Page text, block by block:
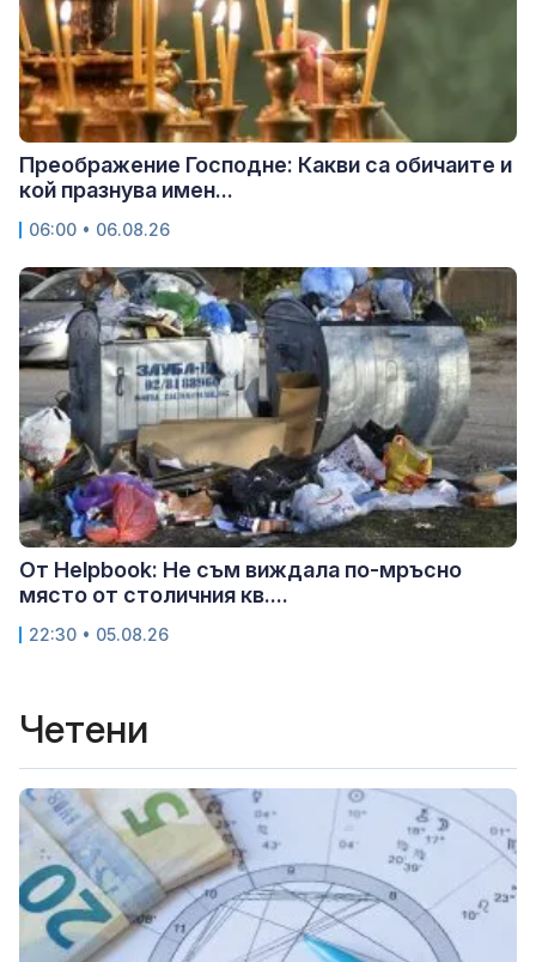
Преображение Господне: Какви са обичаите и
кой празнува имен...
06:00 • 06.08.26
От Helpbook: Не съм виждала по-мръсно
място от столичния кв....
22:30 • 05.08.26
Четени